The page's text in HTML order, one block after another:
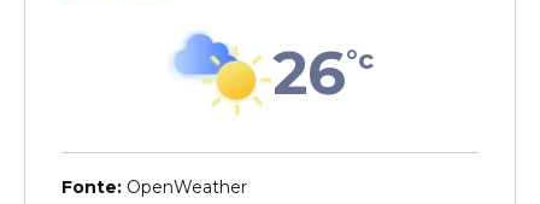
26°c
Fonte: OpenWeather